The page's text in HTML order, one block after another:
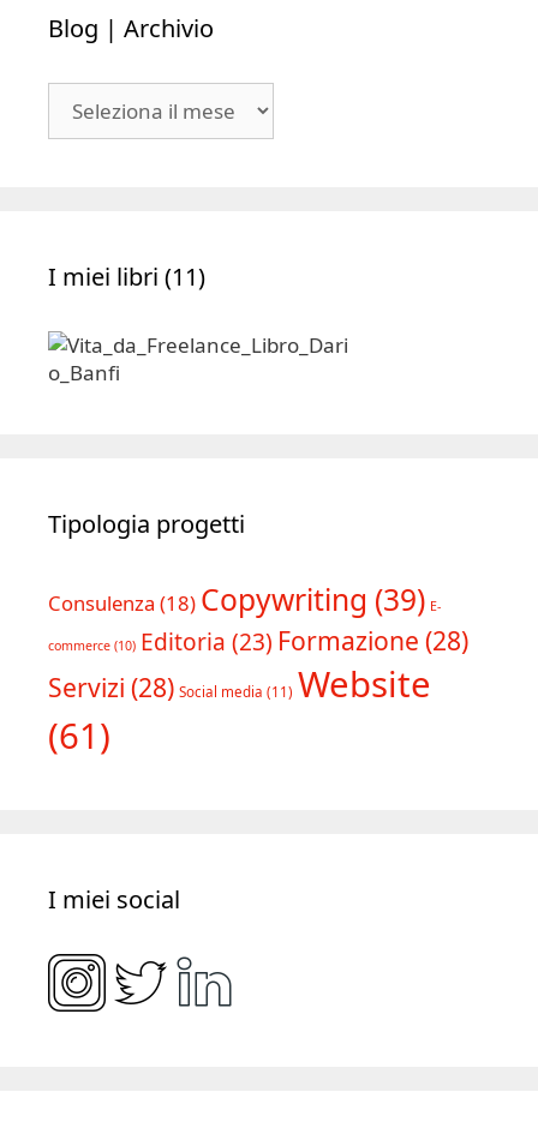
Blog | Archivio
I miei libri (11)
Tipologia progetti
Consulenza (18) Copywriting (39) E-
commerce (10) Editoria (23) Formazione (28)
Servizi (28) Social media (11) Website
(61)
I miei social